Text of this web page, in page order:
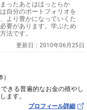
ったあとはほっとらか
自分のポートフォリオを
より豊かになっていくた
要があります。学ぶため
法です。
更新日： 2010年06月25日
きる普遍的なお金の殖やし
ます。
プロフィール詳細